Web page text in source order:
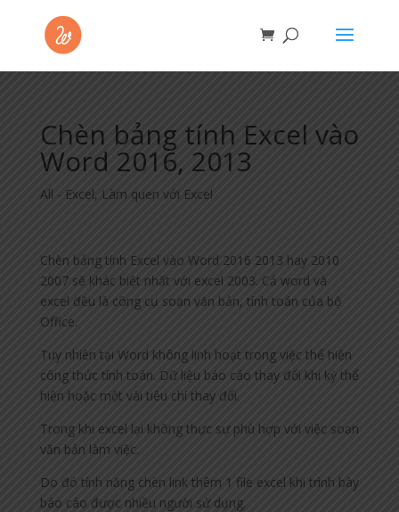
Chèn bảng tính Excel vào
Word 2016, 2013
All - Excel, Làm quen với Excel
Chèn bảng tính Excel vào Word 2016 2013 hay 2010
2007 sẽ khác biệt nhất với excel 2003. Cả word và
excel đều là công cụ soạn văn bản, tính toán của bộ
Office.
Tuy nhiên tại Word không linh hoạt trong việc thể hiện
công thức tính toán. Dữ liệu báo cáo thay đổi khi kỳ thể
hiện hoặc một vài tiêu chí thay đổi.
Trong khi excel lại không thực sự phù hợp với việc soạn
văn bản làm việc.
Do đó tính năng chèn link thêm 1 file excel khi trình bày
báo cáo được nhiều người sử dụng.